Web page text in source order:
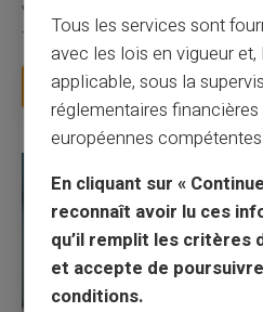
Vous avez tapé cette recherche
facture 50 € par an pour une carte
Lire la suite
Tous les services sont
avec les lois en vigueur et,
applicable, sous la
réglementaires
européennes compétentes.
En cliquant sur «
reconnaît avoir lu ces
qu’il remplit les critères
et accepte de
conditions.